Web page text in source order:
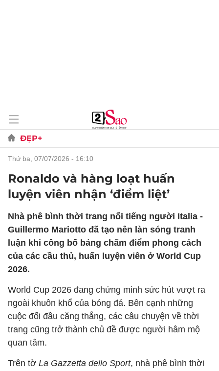
ĐẸP+
thứ ba, 07/07/2026 - 16:10
Ronaldo và hàng loạt huấn
luyện viên nhận ‘điểm liệt’
Nhà phê bình thời trang nổi tiếng người Italia -
Guillermo Mariotto đã tạo nên làn sóng tranh
luận khi công bố bảng chấm điểm phong cách
của các cầu thủ, huấn luyện viên ở World Cup
2026.
World Cup 2026 đang chứng minh sức hút vượt ra
ngoài khuôn khổ của bóng đá. Bên cạnh những
cuộc đối đầu căng thẳng, các câu chuyện về thời
trang cũng trở thành chủ đề được người hâm mộ
quan tâm.
Trên tờ La Gazzetta dello Sport, nhà phê bình thời